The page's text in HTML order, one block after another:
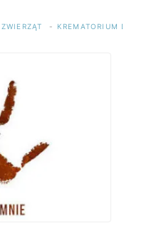
KREMATORIUM DLA